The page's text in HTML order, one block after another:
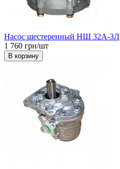
Насос шестеренный НШ 32А-3Л
1 760 грн/шт
В корзину